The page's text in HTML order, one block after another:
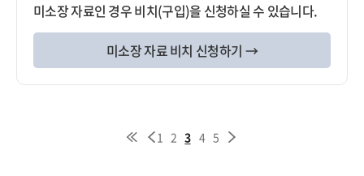
미소장 자료인 경우 비치(구입)을 신청하실 수 있습니다.
미소장 자료 비치 신청하기 →
1 2 3 4 5